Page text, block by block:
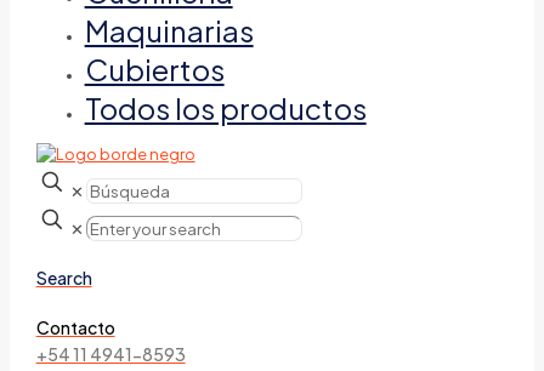
Maquinarias
Cubiertos
Todos los productos
✕
✕
Search
Contacto
+54 11 4941-8593